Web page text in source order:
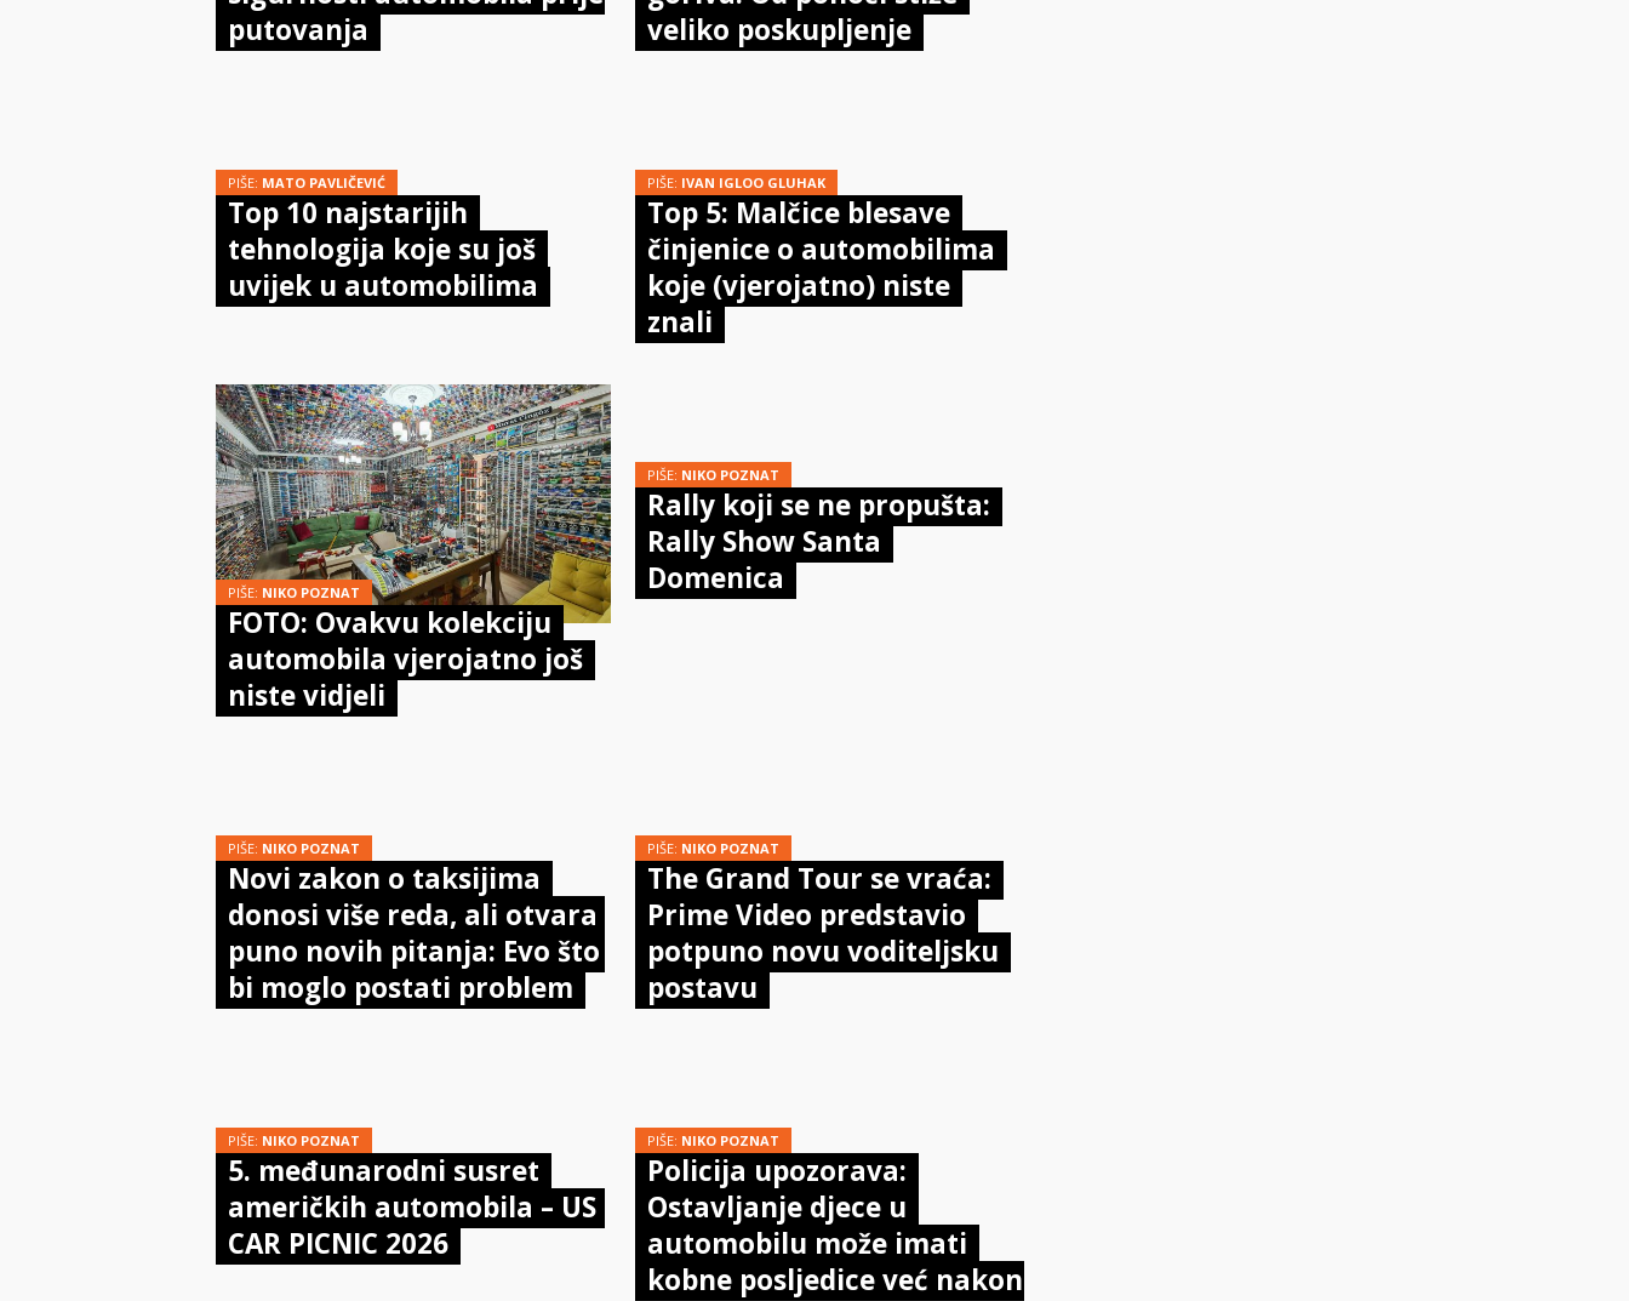
putovanja
veliko poskupljenje
PIŠE: MATO PAVLIČEVIĆ
Top 10 najstarijih
tehnologija koje su još
uvijek u automobilima
PIŠE: IVAN IGLOO GLUHAK
Top 5: Malčice blesave
činjenice o automobilima
koje (vjerojatno) niste
znali
PIŠE: NIKO POZNAT
FOTO: Ovakvu kolekciju
automobila vjerojatno još
niste vidjeli
PIŠE: NIKO POZNAT
Rally koji se ne propušta:
Rally Show Santa
Domenica
PIŠE: NIKO POZNAT
Novi zakon o taksijima
donosi više reda, ali otvara
puno novih pitanja: Evo što
bi moglo postati problem
PIŠE: NIKO POZNAT
The Grand Tour se vraća:
Prime Video predstavio
potpuno novu voditeljsku
postavu
PIŠE: NIKO POZNAT
5. međunarodni susret
američkih automobila – US
CAR PICNIC 2026
PIŠE: NIKO POZNAT
Policija upozorava:
Ostavljanje djece u
automobilu može imati
kobne posljedice već nakon